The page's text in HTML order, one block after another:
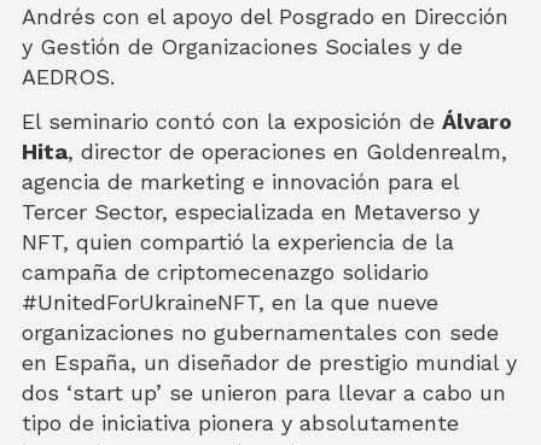
Andrés con el apoyo del Posgrado en Dirección
y Gestión de Organizaciones Sociales y de
AEDROS.
El seminario contó con la exposición de Álvaro
Hita, director de operaciones en Goldenrealm,
agencia de marketing e innovación para el
Tercer Sector, especializada en Metaverso y
NFT, quien compartió la experiencia de la
campaña de criptomecenazgo solidario
#UnitedForUkraineNFT, en la que nueve
organizaciones no gubernamentales con sede
en España, un diseñador de prestigio mundial y
dos ‘start up’ se unieron para llevar a cabo un
tipo de iniciativa pionera y absolutamente